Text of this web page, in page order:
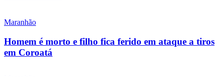
Maranhão
Homem é morto e filho fica ferido em ataque a tiros
em Coroatá